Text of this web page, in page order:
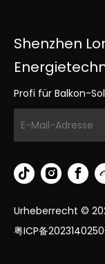
Shenzhen
Profi für Balkon-
Urheberrecht ©
粤ICP备